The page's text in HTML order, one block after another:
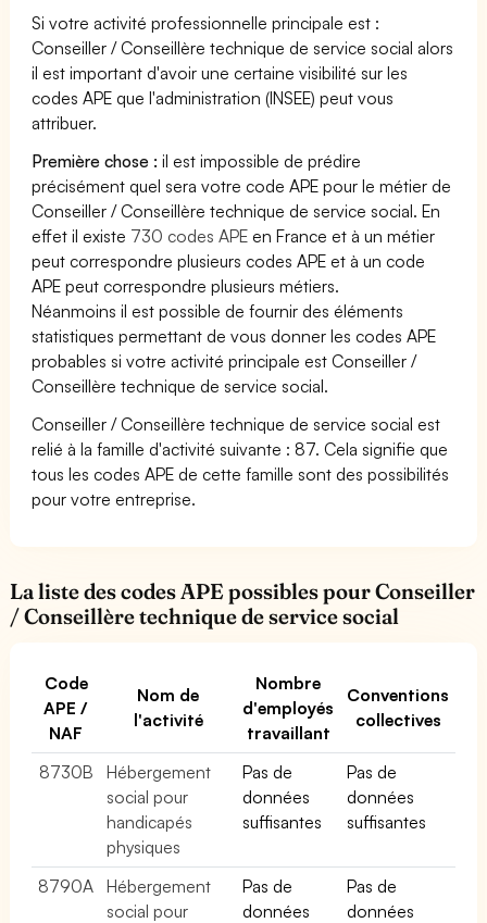
Si votre activité professionnelle principale est :
Conseiller / Conseillère technique de service social alors
il est important d'avoir une certaine visibilité sur les
codes APE que l'administration (INSEE) peut vous
attribuer.
Première chose : il est impossible de prédire
précisément quel sera votre code APE pour le métier de
Conseiller / Conseillère technique de service social. En
effet il existe 730 codes APE en France et à un métier
peut correspondre plusieurs codes APE et à un code
APE peut correspondre plusieurs métiers.
Néanmoins il est possible de fournir des éléments
statistiques permettant de vous donner les codes APE
probables si votre activité principale est Conseiller /
Conseillère technique de service social.
Conseiller / Conseillère technique de service social est
relié à la famille d'activité suivante : 87. Cela signifie que
tous les codes APE de cette famille sont des possibilités
pour votre entreprise.
La liste des codes APE possibles pour Conseiller
/ Conseillère technique de service social
Code
APE /
NAF
Nom de
l'activité
Nombre
d'employés
travaillant
Conventions
collectives
8730B
Hébergement
social pour
handicapés
physiques
Pas de
données
suffisantes
Pas de
données
suffisantes
8790A Hébergement
social pour
Pas de
données
Pas de
données